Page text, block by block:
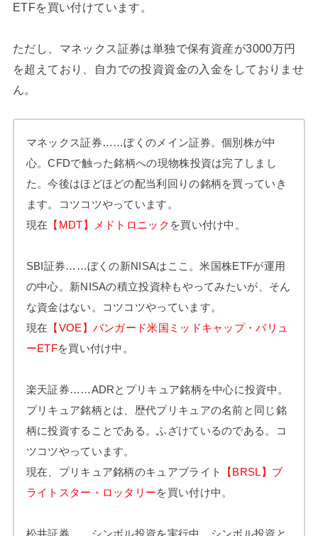
ETFを買い付けています。
ただし、マネックス証券は単独で保有資産が3000万円
を超えており、自力での投資資金の入金をしておりませ
ん。
マネックス証券……ぼくのメイン証券。個別株が中
心。CFDで触った銘柄への現物株投資は完了しまし
た。今後はほどほどの配当利回りの銘柄を買っていき
ます。コツコツやっています。
現在 【MDT】メドトロニック を買い付け中。
SBI証券……ぼくの新NISAはここ。米国株ETFが運用
の中心。新NISAの積立投資枠もやってみたいが、そん
な資金はない。コツコツやっています。
現在 【VOE】バンガード米国ミッドキャップ・バリュ
ーETFを買い付け中。
楽天証券……ADRとプリキュア銘柄を中心に投資中。
プリキュア銘柄とは、歴代プリキュアの名前と同じ銘
柄に投資することである。ふざけているのである。コ
ツコツやっています。
現在、プリキュア銘柄のキュアブライト
【BRSL】ブ
ライトスター・ロッタリーを買い付け中。